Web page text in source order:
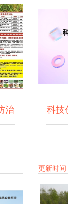
治 科技
更新时